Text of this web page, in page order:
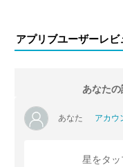
アプリブユーザーレビ
あなたの
あなた アカウ
星をタ